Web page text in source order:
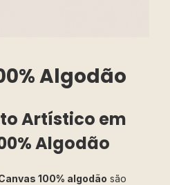
Algodão
Artístico em
Algodão
100% algodão são